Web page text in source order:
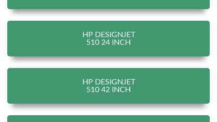
HP DESIGNJET
510 24 INCH
HP DESIGNJET
510 42 INCH